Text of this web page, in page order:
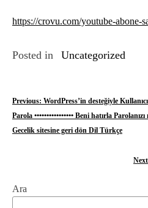
https://crovu.com/youtube-abone-
Posted in Uncategorized
Y
a
g
Previous: WordPress’in desteğiyle
Parola •••••••••••••••• Beni hatırla
Gecelik sitesine geri dön Dil Türkçe
Ara